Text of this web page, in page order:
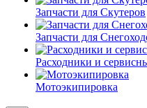
Запчасти для Скутеров
Запчасти для
Расходники и
Мотоэкипировка